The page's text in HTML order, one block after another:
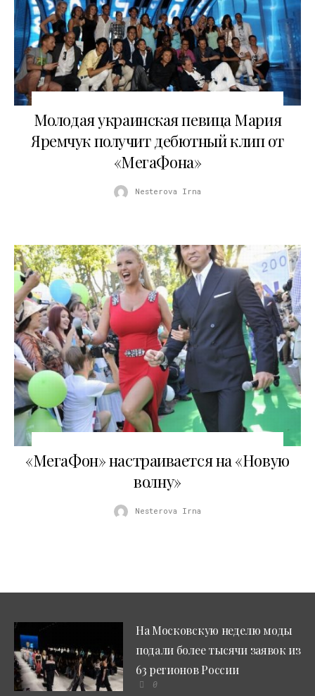
Молодая украинская певица Мария
Яремчук получит дебютный клип от
«МегаФона»
Nesterova Irna
«МегаФон» настраивается на «Новую
волну»
Nesterova Irna
На Московскую неделю моды
подали более тысячи заявок из
63 регионов России
0